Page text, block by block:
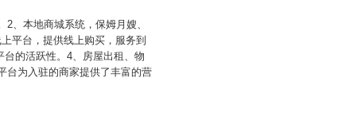
、本地商城系统，保姆月嫂、
平台，提供线上购买，服务到
的活跃性。4、房屋出租、物
台为入驻的商家提供了丰富的营